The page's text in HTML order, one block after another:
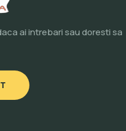
ai intrebari sau doresti sa